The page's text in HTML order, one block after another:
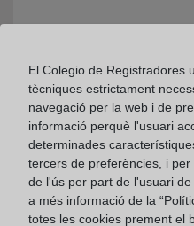
En qué supuestos se
de préstamos
privada en el Registro
El Colegio de Registradores
tècniques estrictament
navegació per la web i de
informació perquè l'usuari
determinades
tercers de preferències, i
de l'ús per part de l'usuari
a més informació de la
totes les cookies prement el